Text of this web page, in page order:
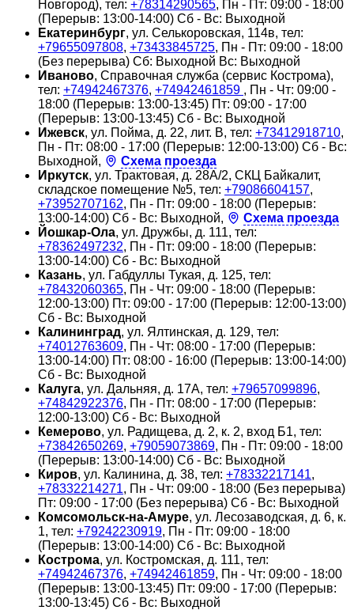
Новгород), тел: +78314290565, Пн - Пт: 09:00 - 18:00
(Перерыв: 13:00-14:00) Сб - Вс: Выходной
Екатеринбург, ул. Селькоровская, 114в, тел:
+79655097808, +73433845725, Пн - Пт: 09:00 - 18:00
(Без перерыва) Сб: Выходной Вс: Выходной
Иваново, Справочная служба (сервис Кострома),
тел: +74942467376, +74942461859 , Пн - Чт: 09:00 -
18:00 (Перерыв: 13:00-13:45) Пт: 09:00 - 17:00
(Перерыв: 13:00-13:45) Сб - Вс: Выходной
Ижевск, ул. Пойма, д. 22, лит. В, тел: +73412918710,
Пн - Пт: 08:00 - 17:00 (Перерыв: 12:00-13:00) Сб - Вс:
Выходной,
Схема проезда
Иркутск, ул. Трактовая, д. 28А/2, СКЦ Байкалит,
складское помещение №5, тел: +79086604157,
+73952707162, Пн - Пт: 09:00 - 18:00 (Перерыв:
13:00-14:00) Сб - Вс: Выходной,
Схема проезда
Йошкар-Ола, ул. Дружбы, д. 111, тел:
+78362497232, Пн - Пт: 09:00 - 18:00 (Перерыв:
13:00-14:00) Сб - Вс: Выходной
Казань, ул. Габдуллы Тукая, д. 125, тел:
+78432060365, Пн - Чт: 09:00 - 18:00 (Перерыв:
12:00-13:00) Пт: 09:00 - 17:00 (Перерыв: 12:00-13:00)
Сб - Вс: Выходной
Калининград, ул. Ялтинская, д. 129, тел:
+74012763609, Пн - Чт: 08:00 - 17:00 (Перерыв:
13:00-14:00) Пт: 08:00 - 16:00 (Перерыв: 13:00-14:00)
Сб - Вс: Выходной
Калуга, ул. Дальняя, д. 17А, тел: +79657099896,
+74842922376, Пн - Пт: 08:00 - 17:00 (Перерыв:
12:00-13:00) Сб - Вс: Выходной
Кемерово, ул. Радищева, д. 2, к. 2, вход Б1, тел:
+73842650269, +79059073869, Пн - Пт: 09:00 - 18:00
(Перерыв: 13:00-14:00) Сб - Вс: Выходной
Киров, ул. Калинина, д. 38, тел: +78332217141,
+78332214271, Пн - Чт: 09:00 - 18:00 (Без перерыва)
Пт: 09:00 - 17:00 (Без перерыва) Сб - Вс: Выходной
Комсомольск-на-Амуре, ул. Лесозаводская, д. 6, к.
1, тел: +79242230919, Пн - Пт: 09:00 - 18:00
(Перерыв: 13:00-14:00) Сб - Вс: Выходной
Кострома, ул. Костромская, д. 111, тел:
+74942467376, +74942461859, Пн - Чт: 09:00 - 18:00
(Перерыв: 13:00-13:45) Пт: 09:00 - 17:00 (Перерыв:
13:00-13:45) Сб - Вс: Выходной